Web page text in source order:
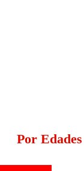
Por Edades